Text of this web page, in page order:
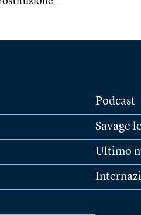
Podcast
Savage
Ultimo